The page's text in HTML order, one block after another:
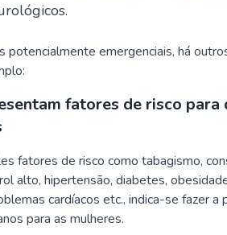
potencialmente emergenciais, há
fatores de risco para
fatores de risco como tabagismo,
alto, hipertensão, diabetes,
cardíacos etc., indica-se fazer a
para as mulheres.